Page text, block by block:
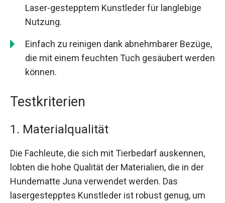
Laser-gestepptem Kunstleder für langlebige
Nutzung.
Einfach zu reinigen dank abnehmbarer Bezüge,
die mit einem feuchten Tuch gesäubert werden
können.
Testkriterien
1. Materialqualität
Die Fachleute, die sich mit Tierbedarf auskennen,
lobten die hohe Qualität der Materialien, die in der
Hundematte Juna verwendet werden. Das
lasergestepptes Kunstleder ist robust genug, um